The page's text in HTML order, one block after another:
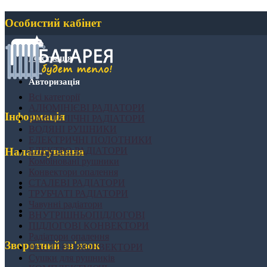
Особистий кабінет
Реєстрація
Авторизація
Інформація
Налаштування
Зворотний зв'язок
БІМЕТАЛІЧНІ РАДІАТОРИ
ЕЛЕКТРО РАДІАТОРИ
Комбіновані рушники
НАСТІННІ КОНВЕКТОРИ